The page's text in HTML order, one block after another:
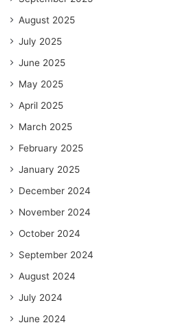
August 2025
July 2025
June 2025
May 2025
April 2025
March 2025
February 2025
January 2025
December 2024
November 2024
October 2024
September 2024
August 2024
July 2024
June 2024